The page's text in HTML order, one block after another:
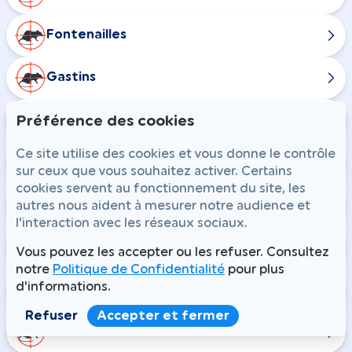
Fontenailles
Gastins
La Chapelle-Rablais
La Croix-en-Brie
Maison-Rouge
Nangis
Rampillon
Préférence des cookies
Ce site utilise des cookies et vous donne le contrôle
sur ceux que vous souhaitez activer. Certains
cookies servent au fonctionnement du site, les
autres nous aident à mesurer notre audience et
l'interaction avec les réseaux sociaux.
Vous pouvez les accepter ou les refuser. Consultez
notre Politique de Confidentialité pour plus
d'informations.
Refuser Accepter et fermer